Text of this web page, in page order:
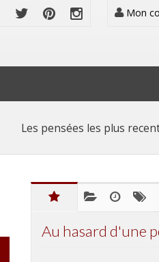
Mon
Les pensées les plus
Au hasard d'une